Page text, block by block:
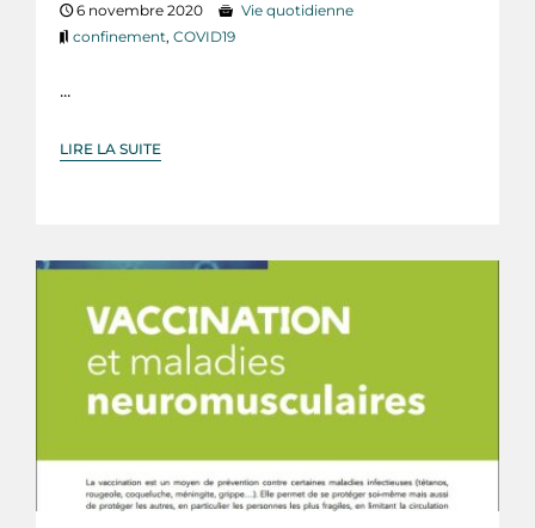
6 novembre 2020
Vie quotidienne
confinement, COVID19
...
LIRE LA SUITE